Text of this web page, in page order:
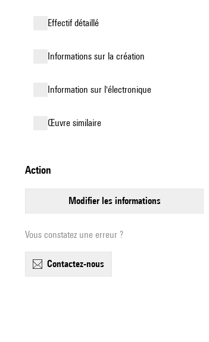
effectif détaillé
informations sur la création
Information sur l'électronique
œuvre similaire
action
modifier les informations
Vous constatez une erreur ?
contactez-nous